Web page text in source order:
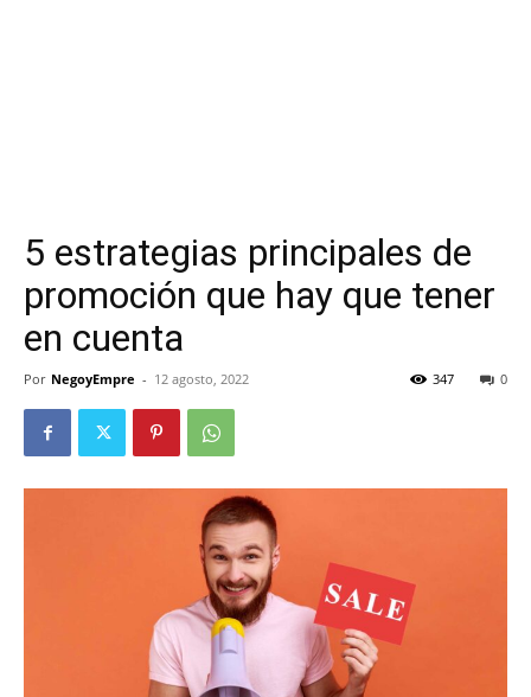
5 estrategias principales de
promoción que hay que tener
en cuenta
Por NegoyEmpre - 12 agosto, 2022 0
347